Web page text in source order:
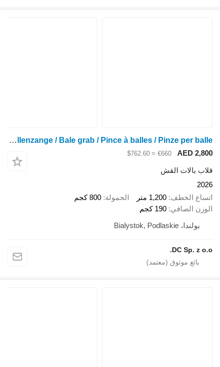
Ballenzange / Bale grab / Pince à balles / Pinze per balle
AED 2,800
€660
≈ $762.60
قلاب بالات القش
2026
اتساع الخطف 1,200 متر الحمولة 800 كجم
الوزن الصافي 190 كجم
بولندا، Bialystok, Podlaskie
DC Sp. z o.o.